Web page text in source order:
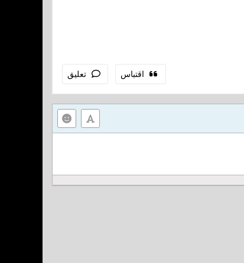
اقتباس تعليق